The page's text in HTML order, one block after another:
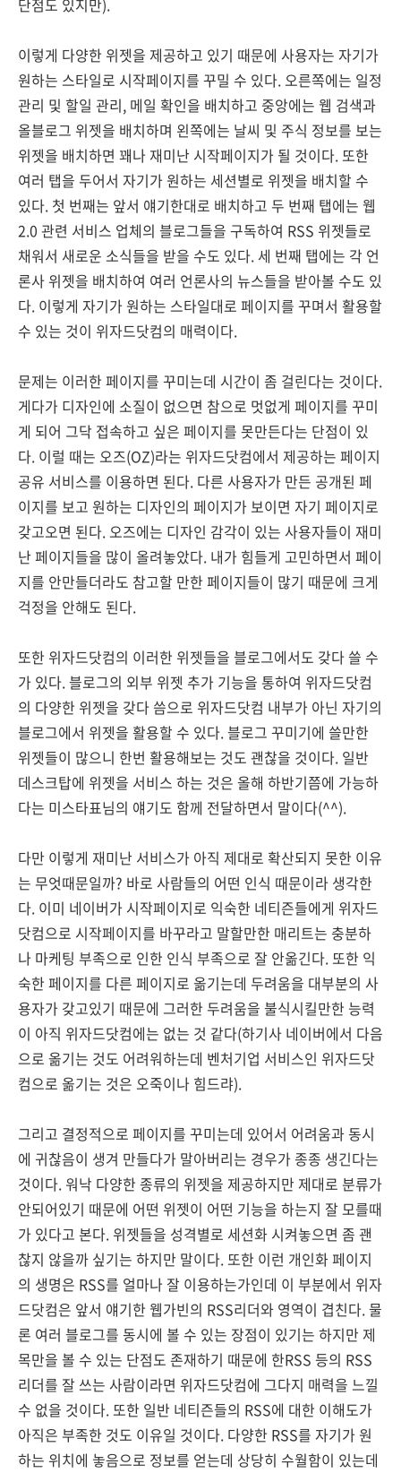
단점도 있지만).
이렇게 다양한 위젯을 제공하고 있기 때문에 사용자는 자기가
원하는 스타일로 시작페이지를 꾸밀 수 있다. 오른쪽에는 일정
관리 및 할일 관리, 메일 확인을 배치하고 중앙에는 웹 검색과
올블로그 위젯을 배치하며 왼쪽에는 날씨 및 주식 정보를 보는
위젯을 배치하면 꽤나 재미난 시작페이지가 될 것이다. 또한
여러 탭을 두어서 자기가 원하는 세션별로 위젯을 배치할 수
있다. 첫 번째는 앞서 얘기한대로 배치하고 두 번째 탭에는 웹
2.0 관련 서비스 업체의 블로그들을 구독하여 RSS 위젯들로
채워서 새로운 소식들을 받을 수도 있다. 세 번째 탭에는 각 언
론사 위젯을 배치하여 여러 언론사의 뉴스들을 받아볼 수도 있
다. 이렇게 자기가 원하는 스타일대로 페이지를 꾸며서 활용할
수 있는 것이 위자드닷컴의 매력이다.
문제는 이러한 페이지를 꾸미는데 시간이 좀 걸린다는 것이다.
게다가 디자인에 소질이 없으면 참으로 멋없게 페이지를 꾸미
게 되어 그닥 접속하고 싶은 페이지를 못만든다는 단점이 있
다. 이럴 때는 오즈(OZ)라는 위자드닷컴에서 제공하는 페이지
공유 서비스를 이용하면 된다. 다른 사용자가 만든 공개된 페
이지를 보고 원하는 디자인의 페이지가 보이면 자기 페이지로
갖고오면 된다. 오즈에는 디자인 감각이 있는 사용자들이 재미
난 페이지들을 많이 올려놓았다. 내가 힘들게 고민하면서 페이
지를 안만들더라도 참고할 만한 페이지들이 많기 때문에 크게
걱정을 안해도 된다.
또한 위자드닷컴의 이러한 위젯들을 블로그에서도 갖다 쓸 수
가 있다. 블로그의 외부 위젯 추가 기능을 통하여 위자드닷컴
의 다양한 위젯을 갖다 씀으로 위자드닷컴 내부가 아닌 자기의
블로그에서 위젯을 활용할 수 있다. 블로그 꾸미기에 쓸만한
위젯들이 많으니 한번 활용해보는 것도 괜찮을 것이다. 일반
데스크탑에 위젯을 서비스 하는 것은 올해 하반기쯤에 가능하
다는 미스타표님의 얘기도 함께 전달하면서 말이다(^^).
다만 이렇게 재미난 서비스가 아직 제대로 확산되지 못한 이유
는 무엇때문일까? 바로 사람들의 어떤 인식 때문이라 생각한
다. 이미 네이버가 시작페이지로 익숙한 네티즌들에게 위자드
닷컴으로 시작페이지를 바꾸라고 말할만한 매리트는 충분하
나 마케팅 부족으로 인한 인식 부족으로 잘 안옮긴다. 또한 익
숙한 페이지를 다른 페이지로 옮기는데 두려움을 대부분의 사
용자가 갖고있기 때문에 그러한 두려움을 불식시킬만한 능력
이 아직 위자드닷컴에는 없는 것 같다(하기사 네이버에서 다음
으로 옮기는 것도 어려워하는데 벤처기업 서비스인 위자드닷
컴으로 옮기는 것은 오죽이나 힘드랴).
그리고 결정적으로 페이지를 꾸미는데 있어서 어려움과 동시
에 귀찮음이 생겨 만들다가 말아버리는 경우가 종종 생긴다는
것이다. 워낙 다양한 종류의 위젯을 제공하지만 제대로 분류가
안되어있기 때문에 어떤 위젯이 어떤 기능을 하는지 잘 모를때
가 있다고 본다. 위젯들을 성격별로 세션화 시켜놓으면 좀 괜
찮지 않을까 싶기는 하지만 말이다. 또한 이런 개인화 페이지
의 생명은 RSS를 얼마나 잘 이용하는가인데 이 부분에서 위자
드닷컴은 앞서 얘기한 웹가빈의 RSS리더와 영역이 겹친다. 물
론 여러 블로그를 동시에 볼 수 있는 장점이 있기는 하지만 제
목만을 볼 수 있는 단점도 존재하기 때문에 한RSS 등의 RSS
리더를 잘 쓰는 사람이라면 위자드닷컴에 그다지 매력을 느낄
수 없을 것이다. 또한 일반 네티즌들의 RSS에 대한 이해도가
아직은 부족한 것도 이유일 것이다. 다양한 RSS를 자기가 원
하는 위치에 놓음으로 정보를 얻는데 상당히 수월함이 있는데